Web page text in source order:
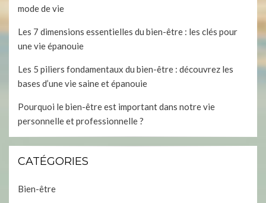
mode de vie
Les 7 dimensions essentielles du bien-être : les clés pour
une vie épanouie
Les 5 piliers fondamentaux du bien-être : découvrez les
bases d’une vie saine et épanouie
Pourquoi le bien-être est important dans notre vie
personnelle et professionnelle ?
CATÉGORIES
Bien-être